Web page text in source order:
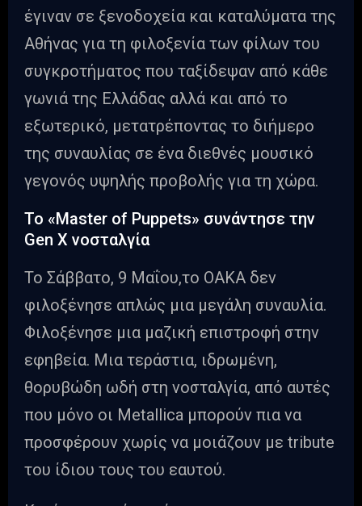
έγιναν σε ξενοδοχεία και καταλύματα της
Αθήνας για τη φιλοξενία των φίλων του
συγκροτήματος που ταξίδεψαν από κάθε
γωνιά της Ελλάδας αλλά και από το
εξωτερικό, μετατρέποντας το διήμερο
της συναυλίας σε ένα διεθνές μουσικό
γεγονός υψηλής προβολής για τη χώρα.
Το «Master of Puppets» συνάντησε την
Gen X νοσταλγία
Το Σάββατο, 9 Μαΐου,το ΟΑΚΑ δεν
φιλοξένησε απλώς μια μεγάλη συναυλία.
Φιλοξένησε μια μαζική επιστροφή στην
εφηβεία. Μια τεράστια, ιδρωμένη,
θορυβώδη ωδή στη νοσταλγία, από αυτές
που μόνο οι Metallica μπορούν πια να
προσφέρουν χωρίς να μοιάζουν με tribute
του ίδιου τους του εαυτού.